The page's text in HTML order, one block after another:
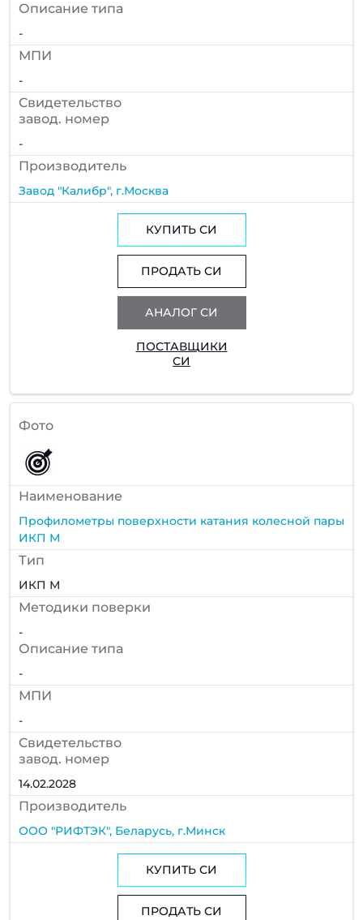
Описание типа
-
МПИ
-
Cвидетельство
завод. номер
-
Производитель
Завод "Калибр", г.Москва
КУПИТЬ СИ
ПРОДАТЬ СИ
АНАЛОГ СИ
ПОСТАВЩИКИ
СИ
Фото
Наименование
Профилометры поверхности катания колесной пары
ИКП М
Тип
ИКП М
Методики поверки
-
Описание типа
-
МПИ
-
Cвидетельство
завод. номер
14.02.2028
Производитель
ООО "РИФТЭК", Беларусь, г.Минск
КУПИТЬ СИ
ПРОДАТЬ СИ